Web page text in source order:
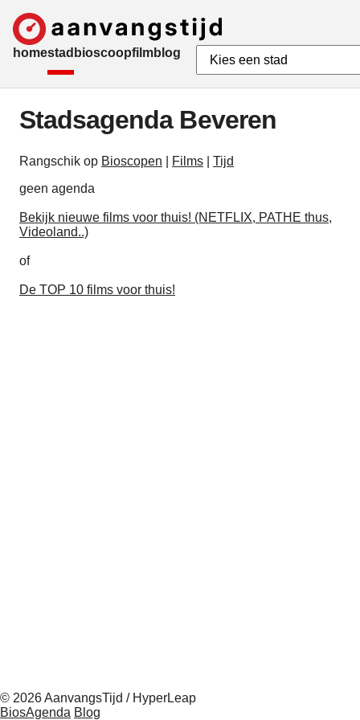
homestad bioscoopfilmblog
Stadsagenda Beveren
Rangschik op Bioscopen Films
Tijd
geen agenda
Bekijk nieuwe films voor thuis! (NETFLIX, PATHE thus,
Videoland..)
of
De TOP 10 films voor thuis!
© 2026 AanvangsTijd / HyperLeap
BiosAgenda Blog